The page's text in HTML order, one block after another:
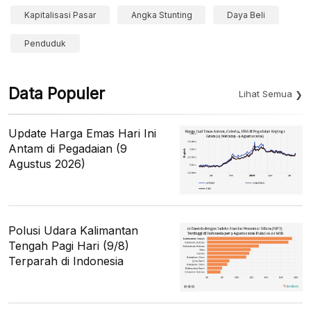
Kapitalisasi Pasar Angka Stunting Daya Beli
Penduduk
Data Populer Lihat Semua
Update Harga Emas Hari Ini
Antam di Pegadaian (9
Agustus 2026)
Polusi Udara Kalimantan
Tengah Pagi Hari (9/8)
Terparah di Indonesia